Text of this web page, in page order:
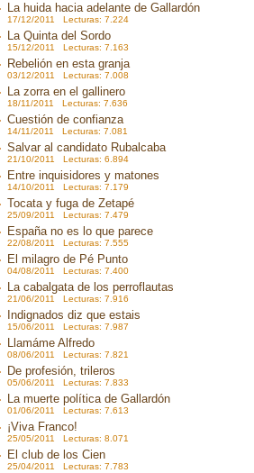
La huida hacia adelante de Gallardón
17/12/2011 Lecturas: 7.224
La Quinta del Sordo
15/12/2011 Lecturas: 7.163
Rebelión en esta granja
03/12/2011 Lecturas: 7.008
La zorra en el gallinero
18/11/2011 Lecturas: 7.636
Cuestión de confianza
14/11/2011 Lecturas: 7.081
Salvar al candidato Rubalcaba
21/10/2011 Lecturas: 6.894
Entre inquisidores y matones
14/10/2011 Lecturas: 7.179
Tocata y fuga de Zetapé
25/09/2011 Lecturas: 7.479
España no es lo que parece
22/08/2011 Lecturas: 7.555
El milagro de Pé Punto
04/08/2011 Lecturas: 7.400
La cabalgata de los perroflautas
21/06/2011 Lecturas: 7.916
Indignados diz que estais
15/06/2011 Lecturas: 7.987
Llamáme Alfredo
08/06/2011 Lecturas: 7.821
De profesión, trileros
05/06/2011 Lecturas: 7.833
La muerte política de Gallardón
01/06/2011 Lecturas: 7.613
¡Viva Franco!
25/05/2011 Lecturas: 8.071
El club de los Cien
25/04/2011 Lecturas: 7.783